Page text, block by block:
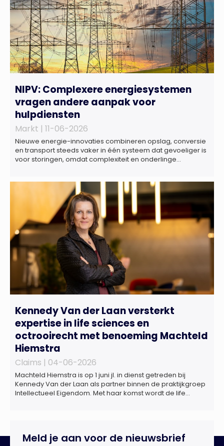
NIPV: Complexere energiesystemen
vragen andere aanpak voor
hulpdiensten
Markt | 11-06-2026
Nieuwe energie-innovaties combineren opslag, conversie
en transport steeds vaker in één systeem dat gevoeliger is
voor storingen, omdat complexiteit en onderlinge
energietransitie. Het NIPV onderzocht zes innovaties met
potentieel grote invloed op het toekomstige
energiesysteem. Het betreft systemen waarbij elektriciteit
Kennedy Van der Laan versterkt
expertise in life sciences en
octrooirecht met benoeming Machteld
Hiemstra
Claims | 04-06-2026
Machteld Hiemstra is op 1 juni jl. in dienst getreden bij
Kennedy Van der Laan als partner binnen de praktijkgroep
Intellectueel Eigendom. Met haar komst wordt de life
Meld je aan voor de nieuwsbrief